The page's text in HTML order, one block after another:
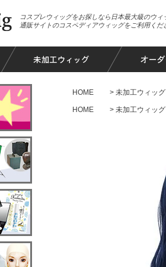
コスプレウィッグをお探しなら日本最大級のウィ
通販サイトのコスペディアウィッグをご利用くだ
HOME 未加工ウィッグ
HOME 未加工ウィッグ